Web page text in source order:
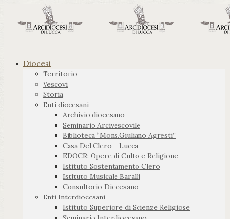
Diocesi
Territorio
Vescovi
Storia
Enti diocesani
Archivio diocesano
Seminario Arcivescovile
Biblioteca “Mons.Giuliano Agresti”
Casa Del Clero – Lucca
EDOCR: Opere di Culto e Religione
Istituto Sostentamento Clero
Istituto Musicale Baralli
Consultorio Diocesano
Enti Interdiocesani
Istituto Superiore di Scienze Religiose